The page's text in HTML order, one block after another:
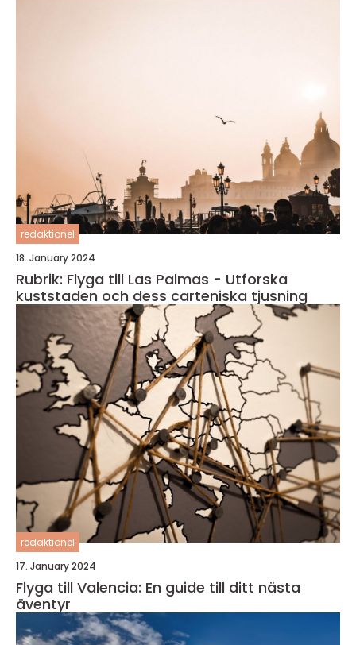
redaktionel
18. January 2024
Rubrik: Flyga till Las Palmas - Utforska
kuststaden och dess carteniska tjusning
redaktionel
17. January 2024
Flyga till Valencia: En guide till ditt nästa
äventyr